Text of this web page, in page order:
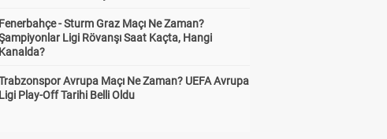
Fenerbahçe - Sturm Graz Maçı Ne Zaman?
Ligi Rövanşı Saat Kaçta, Hangi
Kanalda?
Avrupa Maçı Ne Zaman? UEFA Avrupa
Ligi Play-Off Tarihi Belli Oldu